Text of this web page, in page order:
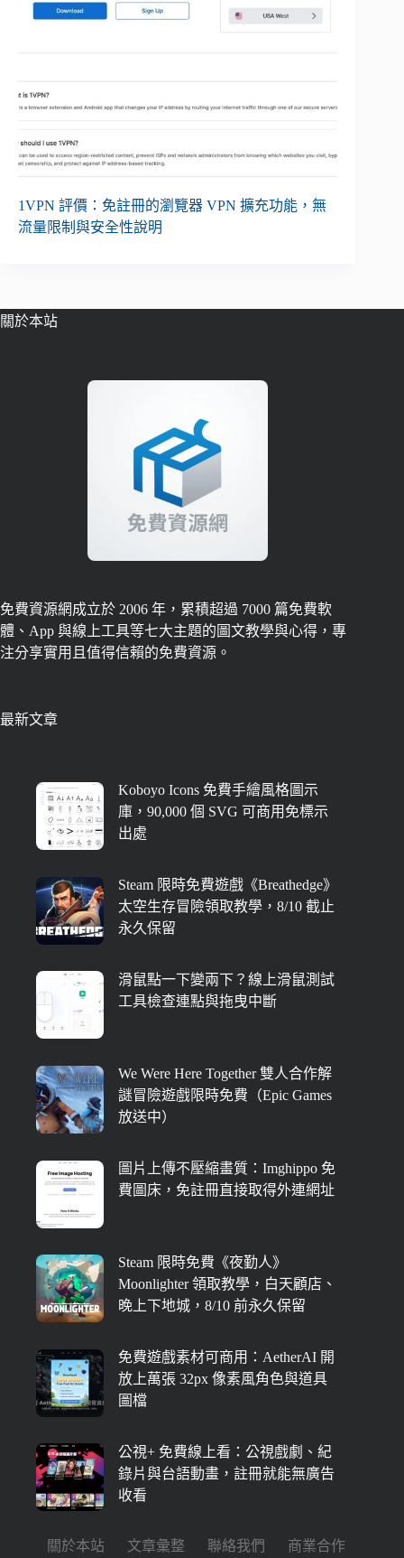
1VPN 評價：免註冊的瀏覽器 VPN 擴充功能，無
流量限制與安全性說明
關於本站
免費資源網成立於 2006 年，累積超過 7000 篇免費軟
體、App 與線上工具等七大主題的圖文教學與心得，專
注分享實用且值得信賴的免費資源。
最新文章
Koboyo Icons 免費手繪風格圖示
庫，90,000 個 SVG 可商用免標示
出處
Steam 限時免費遊戲《Breathedge》
太空生存冒險領取教學，8/10 截止
永久保留
滑鼠點一下變兩下？線上滑鼠測試
工具檢查連點與拖曳中斷
We Were Here Together 雙人合作解
謎冒險遊戲限時免費（Epic Games
放送中）
圖片上傳不壓縮畫質：Imghippo 免
費圖床，免註冊直接取得外連網址
Steam 限時免費《夜勤人》
Moonlighter 領取教學，白天顧店、
晚上下地城，8/10 前永久保留
免費遊戲素材可商用：AetherAI 開
放上萬張 32px 像素風角色與道具
圖檔
公視+ 免費線上看：公視戲劇、紀
錄片與台語動畫，註冊就能無廣告
收看
關於本站 文章彙整 聯絡我們 商業合作